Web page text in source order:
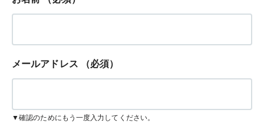
メールアドレス （必須）
▼確認のためにもう一度入力してください。